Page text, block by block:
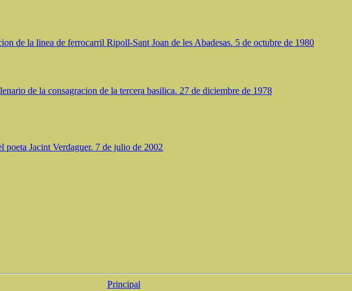
de la linea de ferrocarril Ripoll-Sant Joan de les Abadesas. 5 de octubre de 1980
de la consagracion de la tercera basilica. 27 de diciembre de 1978
poeta Jacint Verdaguer. 7 de julio de 2002
Principal